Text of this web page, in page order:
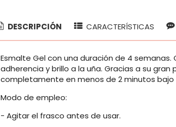
DESCRIPCIÓN CARACTERÍSTICAS
Esmalte Gel con una duración de 4
adherencia y brillo a la uña. Gracias a su
completamente en menos de 2 minutos bajo
Modo de empleo:
- Agitar el frasco antes de usar.